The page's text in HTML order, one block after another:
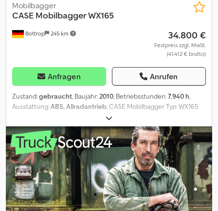
Bottrop 245 km
Mobilbagger
CASE Mobilbagger WX165
34.800 €
Festpreis zzgl. MwSt.
(41.412 € brutto)
Anfragen Anrufen
Zustand:gebraucht, Baujahr:2010, Betriebsstunden:7.940 h,
Ausstattung:ABS, Allradantrieb, CASE Mobilbagger Typ: WX165
(Hydraulic Exavator) Typ approval number: N211 Motorhersteller :
Case Motorleistung: 105 kW Betriebsstunden : 7940 h Zul.
Gesamtgewicht : 18000 kg Transportlänge :8,19 m
Transportbreite:1,91 m Transporthöhe: 2,89 m Farbe : Gelb -
Joystick-Steuerung - Planierschild - Kamera Gerne unterstützen
wir Sie auch im Bereich Finanzierung/Leasing mit unserem
Partnern. Cedpfjzripcjx Afmsrf Alle Angaben ohne Gewähr. Irrtum
und Zwischenhandel vorbehalten.